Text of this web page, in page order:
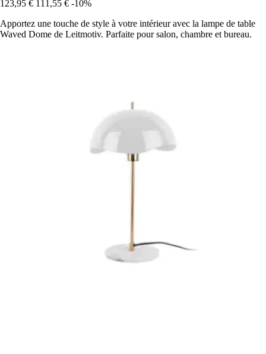
123,95 € 111,55 € -10%
Apportez une touche de style à votre intérieur avec la lampe de table
Waved Dome de Leitmotiv. Parfaite pour salon, chambre et bureau.